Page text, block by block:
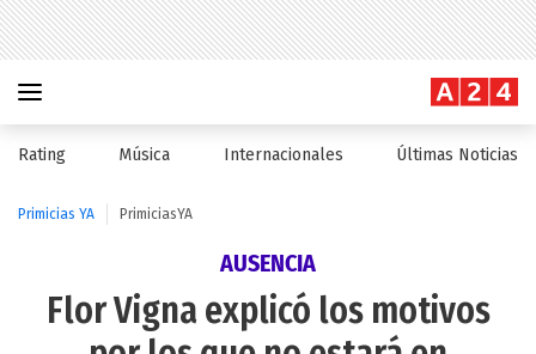
Rating Música Internacionales Últimas Noticias
Primicias YA PrimiciasYA
AUSENCIA
Flor Vigna explicó los motivos